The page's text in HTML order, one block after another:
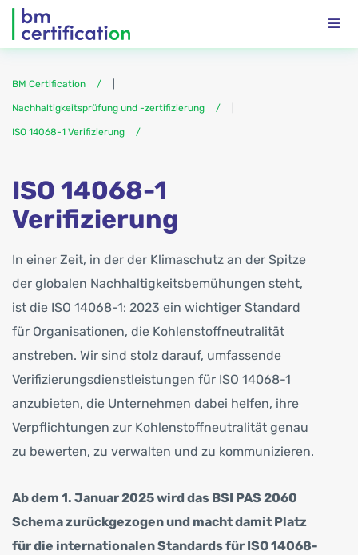
BM Certification
Nachhaltigkeitsprüfung und -zertifizierung
ISO 14068-1 Verifizierung
ISO 14068-1
Verifizierung
In einer Zeit, in der der Klimaschutz an der Spitze
der globalen Nachhaltigkeitsbemühungen steht,
ist die ISO 14068-1: 2023 ein wichtiger Standard
für Organisationen, die Kohlenstoffneutralität
anstreben. Wir sind stolz darauf, umfassende
Verifizierungsdienstleistungen für ISO 14068-1
anzubieten, die Unternehmen dabei helfen, ihre
Verpflichtungen zur Kohlenstoffneutralität genau
zu bewerten, zu verwalten und zu kommunizieren.
Ab dem 1. Januar 2025 wird das BSI PAS 2060
Schema zurückgezogen und macht damit Platz
für die internationalen Standards für ISO 14068-